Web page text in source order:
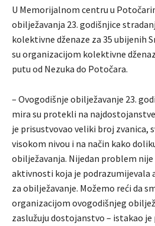
U Memorijalnom centru u
obilježavanja 23. godišnjice
kolektivne dženaze za 35 ubijenih
su organizacijom kolektivne
putu od Nezuka do Potočara.
– Ovogodišnje obilježavanje 23.
mira su protekli na
je prisustvovao veliki broj zvanica,
visokom nivou i na način kako
obilježavanja. Nijedan problem
aktivnosti koja je podrazumijevala
za obilježavanje. Možemo reći da
organizacijom ovogodišnjeg
zaslužuju dostojanstvo – istakao je